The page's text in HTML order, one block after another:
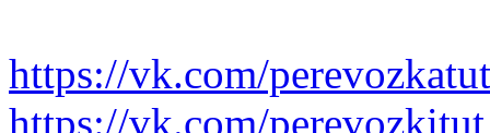
https://vk.com/perevozkatut
https://vk.com/perevozkitut